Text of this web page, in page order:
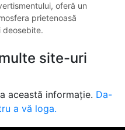
oferă un
prietenoasă
deosebite.
site-uri
această informație. Da-
a vă loga.